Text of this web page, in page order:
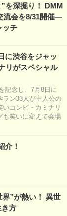
を深掘り！ DMM
流会を8/31開催―
ッチ
に渋谷をジャッ
リがスペシャル
記念し、7月8日に
ラン33人が主人公の
コンビ・カミナリ
も笑いに変えて会場
介！
”が熱い！ 異世
方